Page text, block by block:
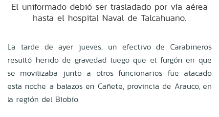
El uniformado debió ser trasladado por vía aérea
hasta el hospital Naval de Talcahuano.
La tarde de ayer jueves, un efectivo de Carabineros
resultó herido de gravedad luego que el furgón en que
se movilizaba junto a otros funcionarios fue atacado
esta noche a balazos en Cañete, provincia de Arauco, en
la región del Biobío.